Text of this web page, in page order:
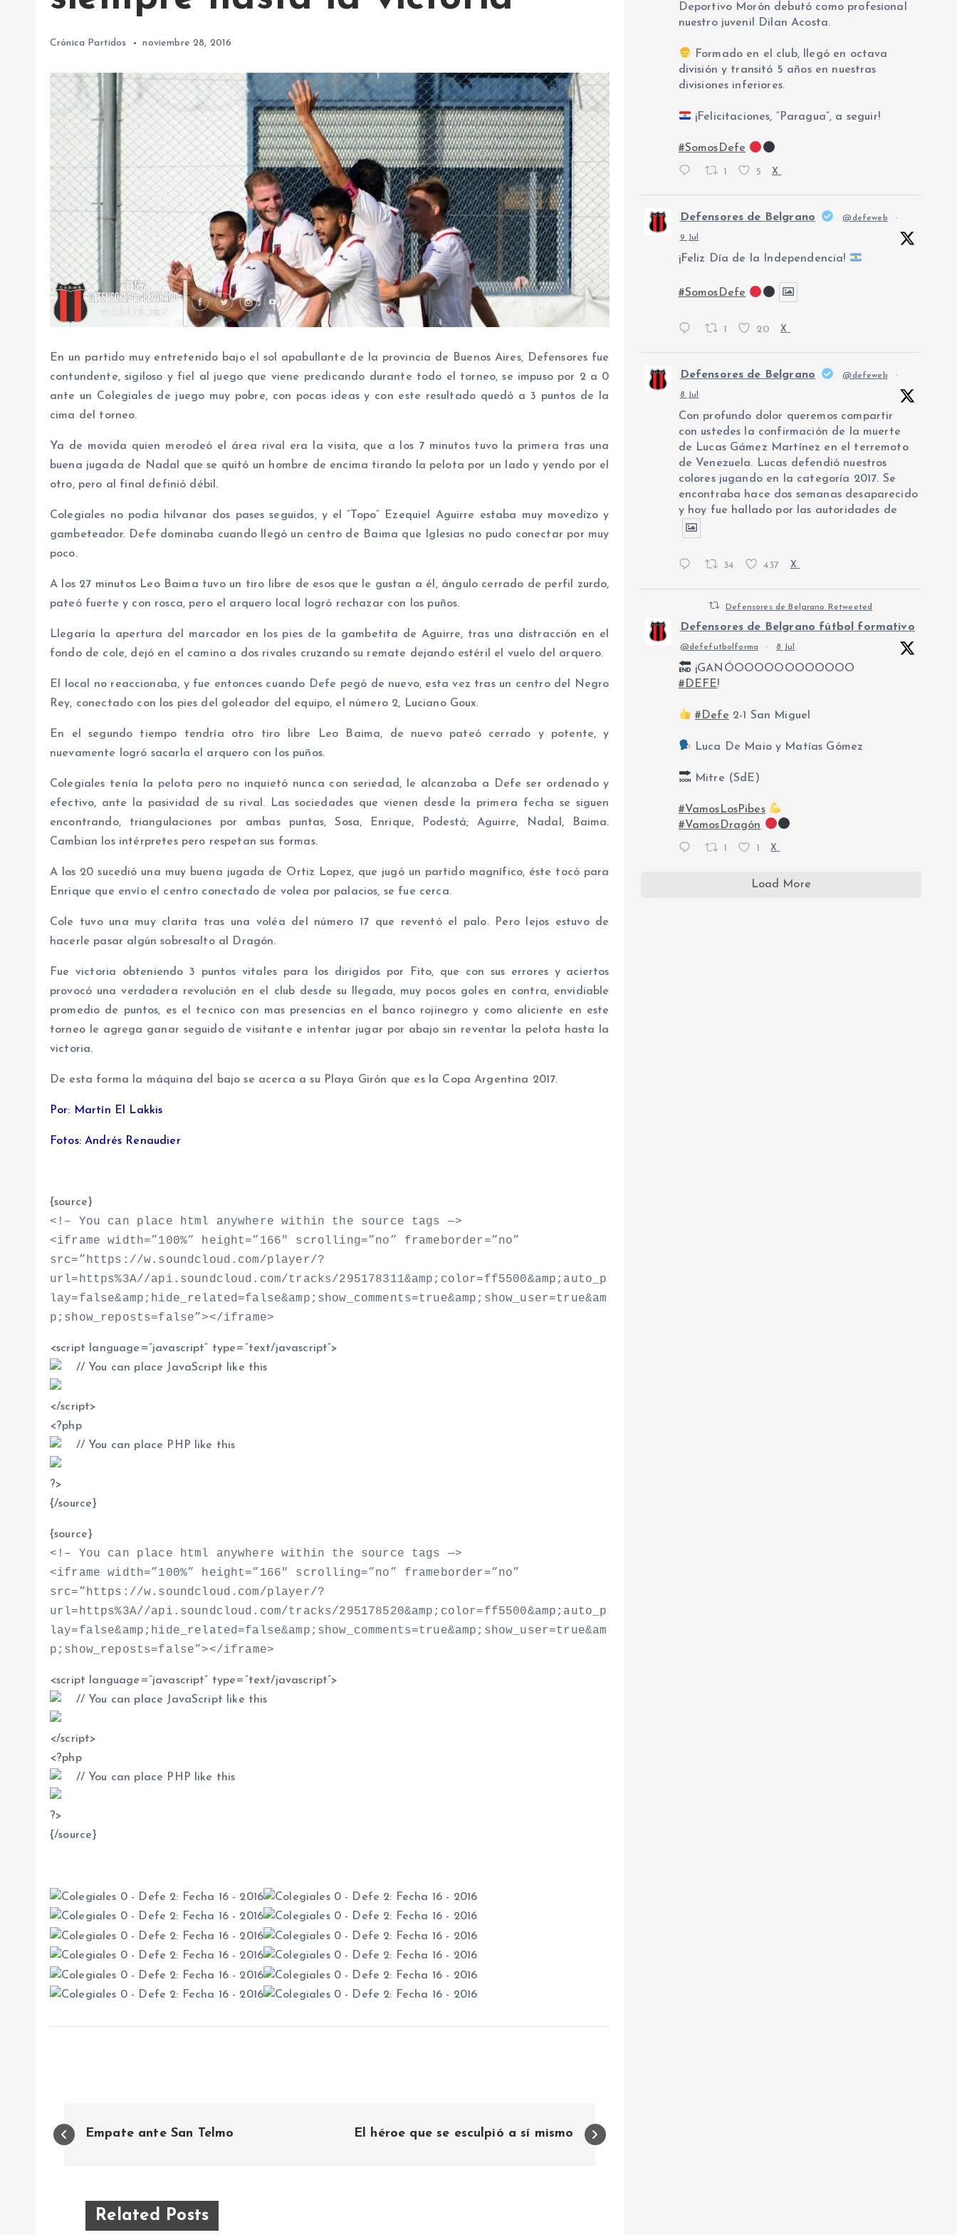
Crónica Partidos noviembre 28, 2016
En un partido muy entretenido bajo el sol apabullante de la provincia de Buenos Aires, Defensores fue
contundente, sigiloso y fiel al juego que viene predicando durante todo el torneo, se impuso por 2 a 0
ante un Colegiales de juego muy pobre, con pocas ideas y con este resultado quedó a 3 puntos de la
cima del torneo.
Ya de movida quien merodeó el área rival era la visita, que a los 7 minutos tuvo la primera tras una
buena jugada de Nadal que se quitó un hombre de encima tirando la pelota por un lado y yendo por el
otro, pero al final definió débil.
Colegiales no podia hilvanar dos pases seguidos, y el “Topo” Ezequiel Aguirre estaba muy movedizo y
gambeteador. Defe dominaba cuando llegó un centro de Baima que Iglesias no pudo conectar por muy
poco.
A los 27 minutos Leo Baima tuvo un tiro libre de esos que le gustan a él, ángulo cerrado de perfil zurdo,
pateó fuerte y con rosca, pero el arquero local logró rechazar con los puños.
Llegaría la apertura del marcador en los pies de la gambetita de Aguirre, tras una distracción en el
fondo de cole, dejó en el camino a dos rivales cruzando su remate dejando estéril el vuelo del arquero.
El local no reaccionaba, y fue entonces cuando Defe pegó de nuevo, esta vez tras un centro del Negro
Rey, conectado con los pies del goleador del equipo, el número 2, Luciano Goux.
En el segundo tiempo tendría otro tiro libre Leo Baima, de nuevo pateó cerrado y potente, y
nuevamente logró sacarla el arquero con los puños.
Colegiales tenía la pelota pero no inquietó nunca con seriedad, le alcanzaba a Defe ser ordenado y
efectivo, ante la pasividad de su rival. Las sociedades que vienen desde la primera fecha se siguen
encontrando, triangulaciones por ambas puntas, Sosa, Enrique, Podestá; Aguirre, Nadal, Baima.
Cambian los intérpretes pero respetan sus formas.
A los 20 sucedió una muy buena jugada de Ortiz Lopez, que jugó un partido magnífico, éste tocó para
Enrique que envío el centro conectado de volea por palacios, se fue cerca.
Cole tuvo una muy clarita tras una voléa del número 17 que reventó el palo. Pero lejos estuvo de
hacerle pasar algún sobresalto al Dragón.
Fue victoria obteniendo 3 puntos vitales para los dirigidos por Fito, que con sus errores y aciertos
provocó una verdadera revolución en el club desde su llegada, muy pocos goles en contra, envidiable
promedio de puntos, es el tecnico con mas presencias en el banco rojinegro y como aliciente en este
torneo le agrega ganar seguido de visitante e intentar jugar por abajo sin reventar la pelota hasta la
victoria.
De esta forma la máquina del bajo se acerca a su Playa Girón que es la Copa Argentina 2017.
Por: Martín El Lakkis
Fotos: Andrés Renaudier
{source}
< !– You can place html anywhere within the source tags —>
<iframe width=”100%” height=”166″ scrolling=”no” frameborder=”no”
src=”https://w.soundcloud.com/player/?
url=https%3A//api.soundcloud.com/tracks/295178311&amp;color=ff5500&amp;auto_p
lay=false&amp;hide_related=false&amp;show_comments=true&amp;show_user=true&am
p;show_reposts=false”></iframe>
<script language=”javascript” type=”text/javascript”>
// You can place JavaScript like this
</script>
<?php
// You can place PHP like this
?>
{/source}
{source}
< !– You can place html anywhere within the source tags —>
<iframe width=”100%” height=”166″ scrolling=”no” frameborder=”no”
src=”https://w.soundcloud.com/player/?
url=https%3A//api.soundcloud.com/tracks/295178520&amp;color=ff5500&amp;auto_p
lay=false&amp;hide_related=false&amp;show_comments=true&amp;show_user=true&am
p;show_reposts=false”></iframe>
<script language=”javascript” type=”text/javascript”>
// You can place JavaScript like this
</script>
<?php
// You can place PHP like this
?>
{/source}
N
Empate ante San Telmo El héroe que se esculpió a sí mismo
Related Posts
Deportivo Morón debutó como profesional
nuestro juvenil Dilan Acosta.
Formado en el club, llegó en octava
división y transitó 5 años en nuestras
divisiones inferiores.
¡Felicitaciones, “Paragua”, a seguir!
#SomosDefe
1 5 X
Defensores de Belgrano @defeweb ·
9 Jul
¡Feliz Día de la Independencia!
#SomosDefe
1 20 X
Defensores de Belgrano @defeweb ·
8 Jul
Con profundo dolor queremos compartir
con ustedes la confirmación de la muerte
de Lucas Gámez Martínez en el terremoto
de Venezuela. Lucas defendió nuestros
colores jugando en la categoría 2017. Se
encontraba hace dos semanas desaparecido
y hoy fue hallado por las autoridades de
34 437 X
Defensores de Belgrano Retweeted
Defensores de Belgrano fútbol formativo
@defefutbolforma · 8 Jul
¡GANÓOOOOOOOOOOOO
#DEFE!
#Defe 2-1 San Miguel
Luca De Maio y Matías Gómez
Mitre (SdE)
#VamosLosPibes
#VamosDragón
1 1 X
Load More